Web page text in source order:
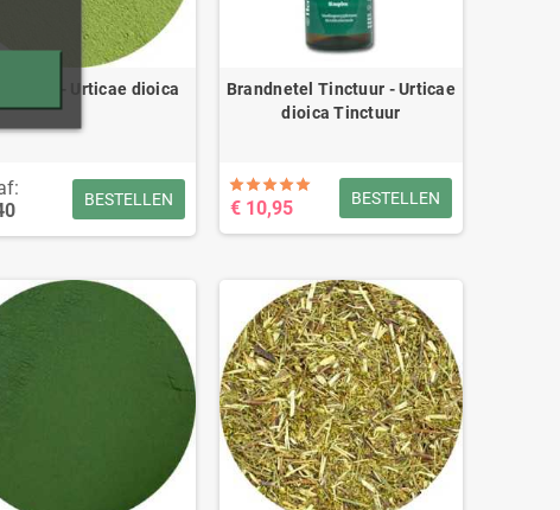
- Urticae dioica
BESTELLEN
Brandnetel Tinctuur - Urticae
dioica Tinctuur
€ 10,95 BESTELLEN